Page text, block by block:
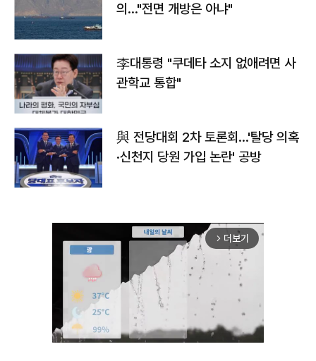
의…"전면 개방은 아냐"
李대통령 "쿠데타 소지 없애려면 사
관학교 통합"
與 전당대회 2차 토론회…'탈당 의혹
·신천지 당원 가입 논란' 공방
arrow_forward_ios 더보기